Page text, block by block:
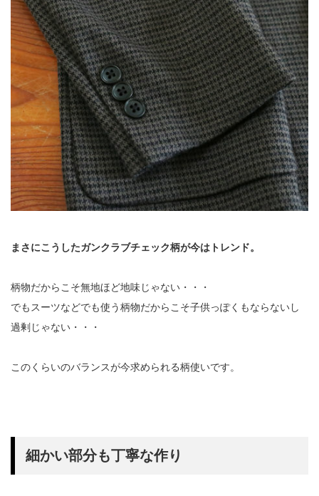
まさにこうしたガンクラブチェック柄が今はトレンド。
柄物だからこそ無地ほど地味じゃない・・・
でもスーツなどでも使う柄物だからこそ子供っぽくもならないし
過剰じゃない・・・
このくらいのバランスが今求められる柄使いです。
細かい部分も丁寧な作り